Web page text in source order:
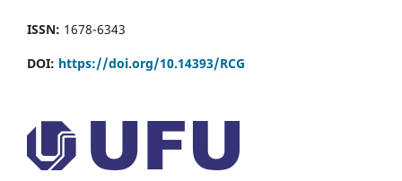
ISSN: 1678-6343
DOI: https://doi.org/10.14393/RCG